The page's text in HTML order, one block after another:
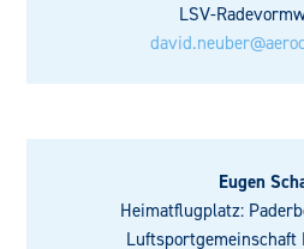
LSV-
Eugen
Heimatflugplatz:
Luftsportgemeinschaft